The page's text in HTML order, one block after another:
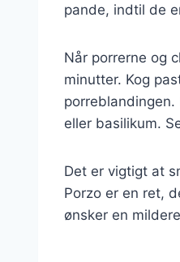
pande, indtil de
Når porrerne og
minutter. Kog
eller basilikum.
Det er vigtigt at
Porzo er en ret,
ønsker en